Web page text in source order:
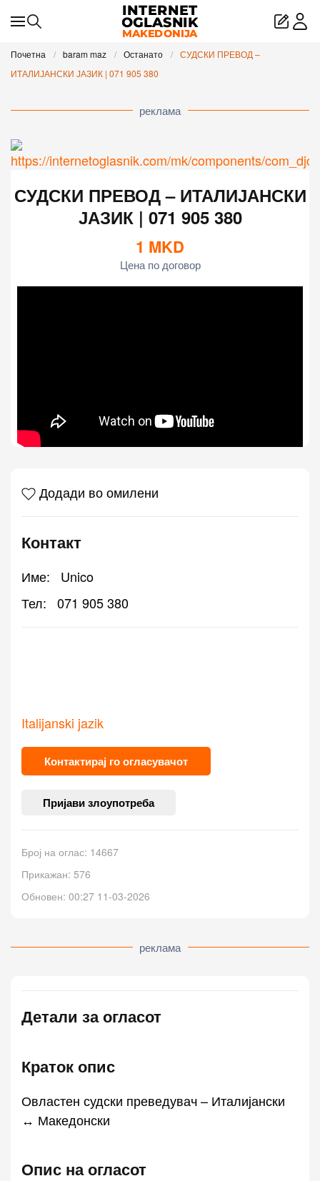
Skip to main content
Почетна baram maz Останато
СУДСКИ ПРЕВОД –
ИТАЛИЈАНСКИ ЈАЗИК | 071 905 380
реклама
СУДСКИ ПРЕВОД – ИТАЛИЈАНСКИ
ЈАЗИК | 071 905 380
1 MKD
Цена по договор
Додади во омилени
Контакт
Име:
Unico
Тел:
071 905 380
Italijanski jazik
Контактирај го огласувачот
Пријави злоупотреба
Број на оглас: 14667
Прикажан: 576
Обновен: 00:27 11-03-2026
реклама
Детали за огласот
Краток опис
Овластен судски преведувач – Италијански
↔ Македонски
Опис на огласот